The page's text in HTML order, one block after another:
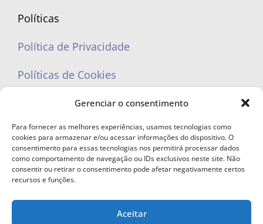
Gerenciar o consentimento
Para fornecer as melhores experiências, usamos tecnologias como
cookies para armazenar e/ou acessar informações do dispositivo. O
consentimento para essas tecnologias nos permitirá processar dados
como comportamento de navegação ou IDs exclusivos neste site. Não
consentir ou retirar o consentimento pode afetar negativamente certos
recursos e funções.
Aceitar
Políticas
Política de Privacidade
Políticas de Cookies
portaleufemea@gmail.com
© Copyright 2023 - Todos os direitos reservados. Proibida cópia total ou